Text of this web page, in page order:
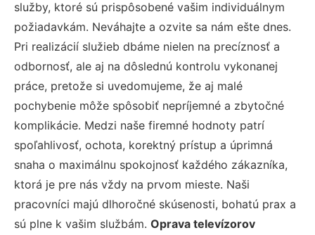
služby, ktoré sú prispôsobené vašim individuálnym
požiadavkám. Neváhajte a ozvite sa nám ešte dnes.
Pri realizácií služieb dbáme nielen na precíznosť a
odbornosť, ale aj na dôslednú kontrolu vykonanej
práce, pretože si uvedomujeme, že aj malé
pochybenie môže spôsobiť nepríjemné a zbytočné
komplikácie. Medzi naše firemné hodnoty patrí
spoľahlivosť, ochota, korektný prístup a úprimná
snaha o maximálnu spokojnosť každého zákazníka,
ktorá je pre nás vždy na prvom mieste. Naši
pracovníci majú dlhoročné skúsenosti, bohatú prax a
sú plne k vašim službám. Oprava televízorov